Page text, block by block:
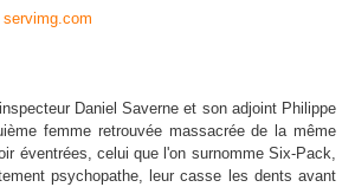
Daniel Saverne et son adjoint Philippe
femme retrouvée massacrée de la même
éventrées, celui que l'on surnomme Six-Pack,
psychopathe, leur casse les dents avant